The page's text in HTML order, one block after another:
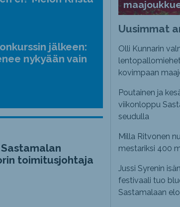
äänenvoimakkuutta
pienemmäksi.
jälkeen:
nykyään vain
toimitusjohtaja
Uusimmat
Olli Kunnarin
kovimpaan
Poutainen ja
viikonloppu
seudulla
Milla Ritvonen
mestariksi 400
Jussi Syrenin
festivaali tuo
Sastamalaan